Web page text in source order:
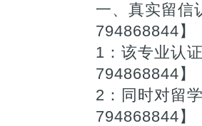
一、真实留信
794868844】
1：该专业认
794868844】
2：同时对留
794868844】